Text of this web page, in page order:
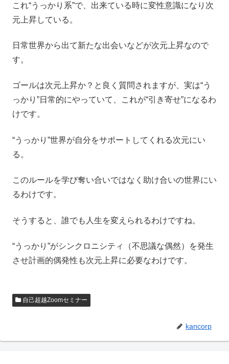
これ“うっかり系”で、出来ている時に変性意識になり次
元上昇している。
日常世界から出て新たな出会いなどが次元上昇なので
す。
ゴールは次元上昇か？と良く質問されますが、実は“う
っかり”日常的にやっていて、これが“引き寄せ”になるわ
けです。
“うっかり”世界が自分をサポートしてくれる次元にい
る。
このルールを学び奪い合いではなく助け合いの世界にい
るわけです。
そうすると、誰でも人生を変えられるわけですね。
“うっかり”がシンクロニシティ（不思議な偶然）を発生
させ計画的偶発性も次元上昇に必要なわけです。
自己超越Zoomセミナー
kancorp